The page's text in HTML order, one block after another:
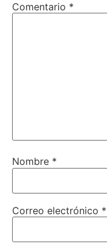
Comentario *
Nombre *
Correo electrónico *